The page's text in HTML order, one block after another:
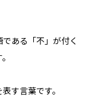
ある「不」が付く
す言葉です。